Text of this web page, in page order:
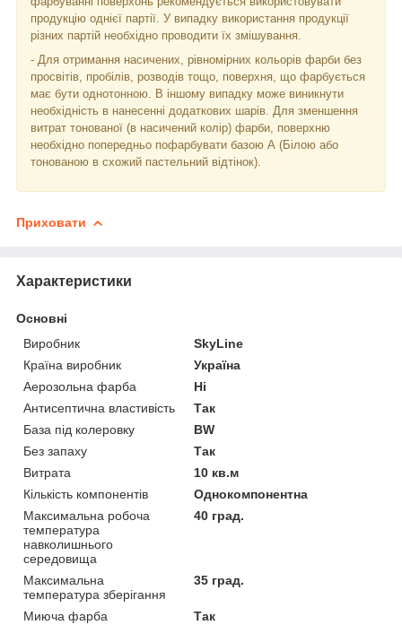
продукцію однієї партії. У випадку використання продукції
різних партій необхідно проводити їх змішування.
- Для отримання насичених, рівномірних кольорів фарби без
просвітів, пробілів, розводів тощо, поверхня, що фарбується
має бути однотонною. В іншому випадку може виникнути
необхідність в нанесенні додаткових шарів. Для зменшення
витрат тонованої (в насичений колір) фарби, поверхню
необхідно попередньо пофарбувати базою А (Білою або
тонованою в схожий пастельний відтінок).
Приховати
Характеристики
Основні
Виробник
SkyLine
Країна виробник
Україна
Аерозольна фарба
Ні
Антисептична властивість
Так
База під колеровку
BW
Без запаху
Так
Витрата
10 кв.м
Кількість компонентів
Однокомпонентна
Максимальна робоча
температура
навколишнього
середовища
40 град.
Максимальна
температура зберігання
35 град.
Миюча фарба
Так